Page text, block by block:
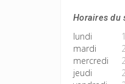
Horaires du
lundi
mardi
mercredi
jeudi